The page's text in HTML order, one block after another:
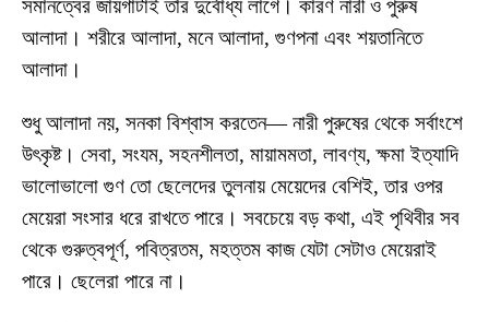
সমানত্বের জায়গাটাই তাঁর দুর্বোধ্য লাগে। কারণ নারী ও পুরুষ
আলাদা। শরীরে আলাদা, মনে আলাদা, গুণপনা এবং শয়তানিতে
আলাদা।
শুধু আলাদা নয়, সনকা বিশ্বাস করতেন— নারী পুরুষের থেকে সর্বাংশে
উৎকৃষ্ট। সেবা, সংযম, সহনশীলতা, মায়ামমতা, লাবণ্য, ক্ষমা ইত্যাদি
ভালোভালো গুণ তো ছেলেদের তুলনায় মেয়েদের বেশিই, তার ওপর
মেয়েরা সংসার ধরে রাখতে পারে। সবচেয়ে বড় কথা, এই পৃথিবীর সব
থেকে গুরুত্বপূর্ণ, পবিত্রতম, মহত্তম কাজ যেটা সেটাও মেয়েরাই
পারে। ছেলেরা পারে না।